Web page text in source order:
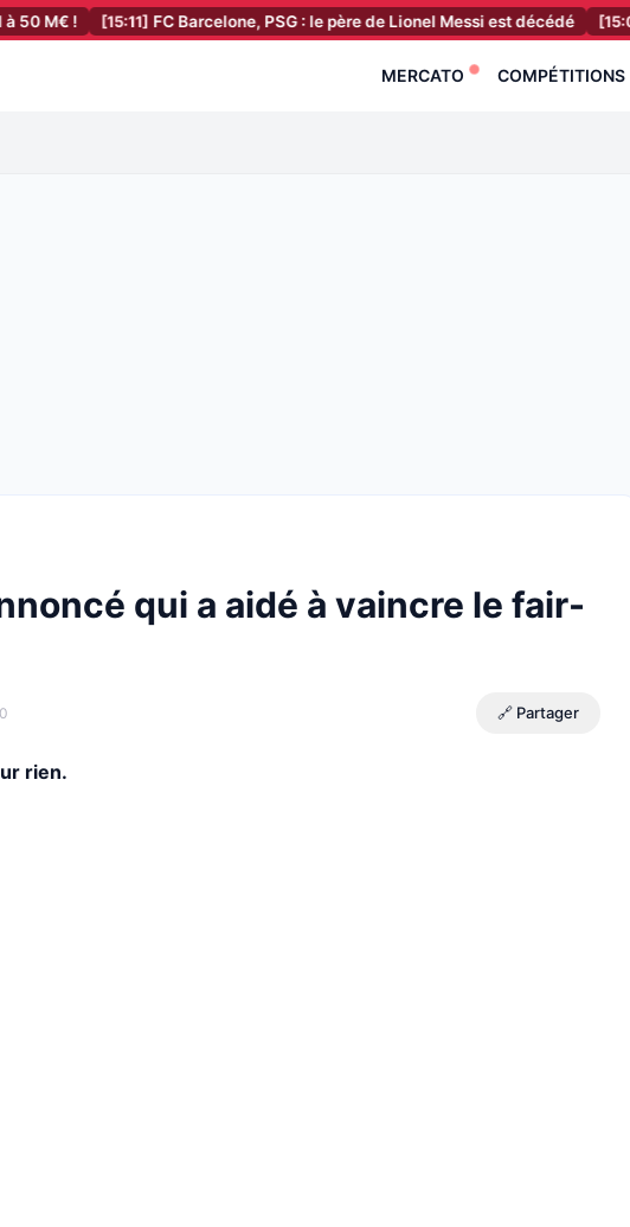
M€ ! [15:11] FC Barcelone, PSG : le père de Lionel Messi est décédé [15:06]
MERCATO COMPÉTITIONS
qui a aidé à vaincre le fair-
🔗 Partager
rien.